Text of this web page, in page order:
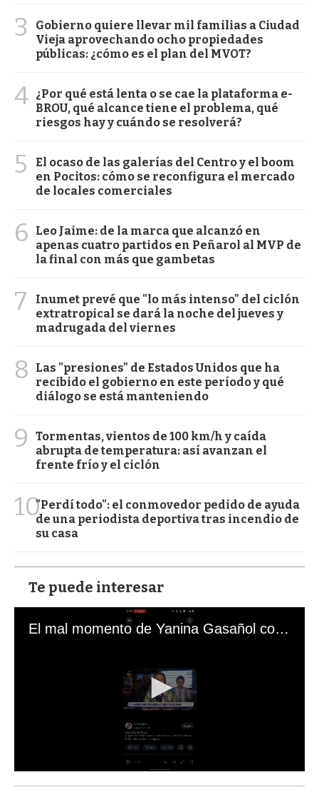
3
Gobierno quiere llevar mil familias a Ciudad
Vieja aprovechando ocho propiedades
públicas: ¿cómo es el plan del MVOT?
4 ¿Por qué está lenta o se cae la plataforma e-
BROU, qué alcance tiene el problema, qué
riesgos hay y cuándo se resolverá?
5
El ocaso de las galerías del Centro y el boom
en Pocitos: cómo se reconfigura el mercado
de locales comerciales
6
Leo Jaime: de la marca que alcanzó en
apenas cuatro partidos en Peñarol al MVP de
la final con más que gambetas
7
Inumet prevé que "lo más intenso" del ciclón
extratropical se dará la noche del jueves y
madrugada del viernes
8
Las "presiones" de Estados Unidos que ha
recibido el gobierno en este período y qué
diálogo se está manteniendo
9
Tormentas, vientos de 100 km/h y caída
abrupta de temperatura: así avanzan el
frente frío y el ciclón
10"Perdí todo": el conmovedor pedido de ayuda
de una periodista deportiva tras incendio de
su casa
Te puede interesar
El mal momento de Yanina Gasañol con un hincha argentino en "Subrayado"
s